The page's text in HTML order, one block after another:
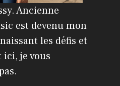
Ancienne
est devenu mon
les défis et
je vous